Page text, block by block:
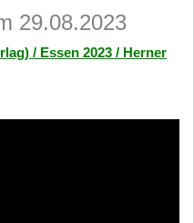
29.08.2023
/ Essen 2023 / Herner